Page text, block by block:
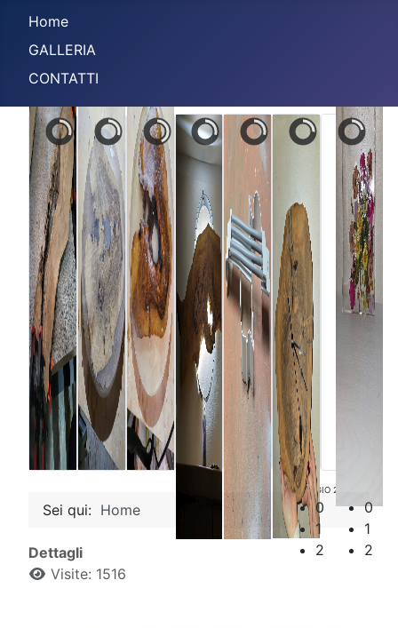
Home
GALLERIA
CONTATTI
OROLOGIO 2
0
1
2
0
1
2
Sei qui: Home
Dettagli
Visite: 1516